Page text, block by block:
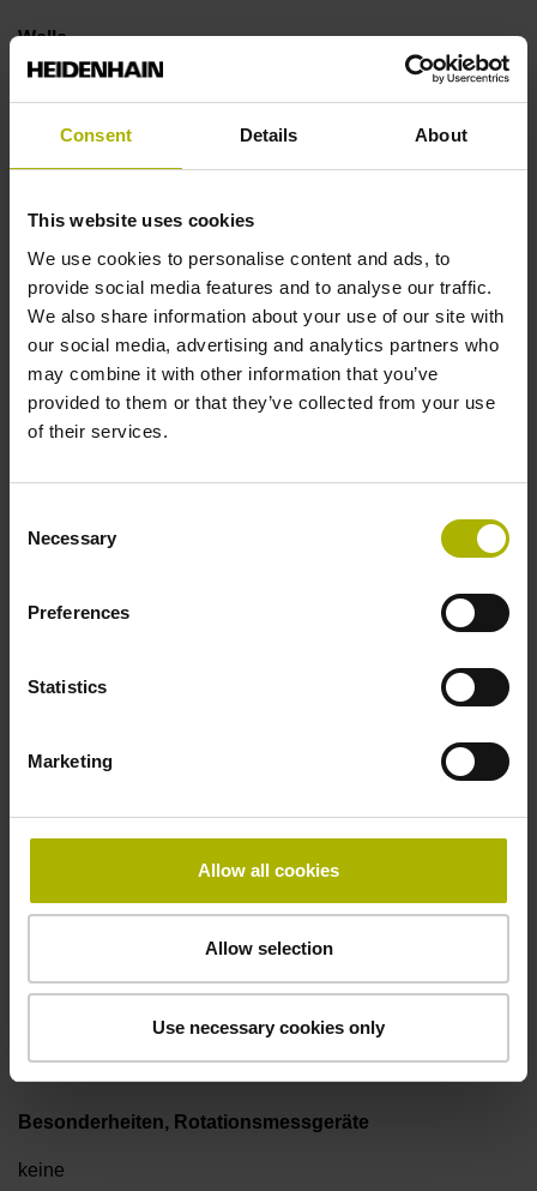
Consent Details About
This website uses cookies
We use cookies to personalise content and ads, to
provide social media features and to analyse our traffic.
We also share information about your use of our site with
our social media, advertising and analytics partners who
may combine it with other information that you’ve
provided to them or that they’ve collected from your use
of their services.
Selection
Necessary
Preferences
Statistics
Marketing
Allow all cookies
Allow selection
Use necessary cookies only
Welle
Wellentyp
01J
Schutzart
IP64 (EN60529)
Arbeitstemperatur
D294999
Kabelausgang axial und radial verwendbar
Kabellänge
Besonderheiten, Rotationsmessgeräte
keine